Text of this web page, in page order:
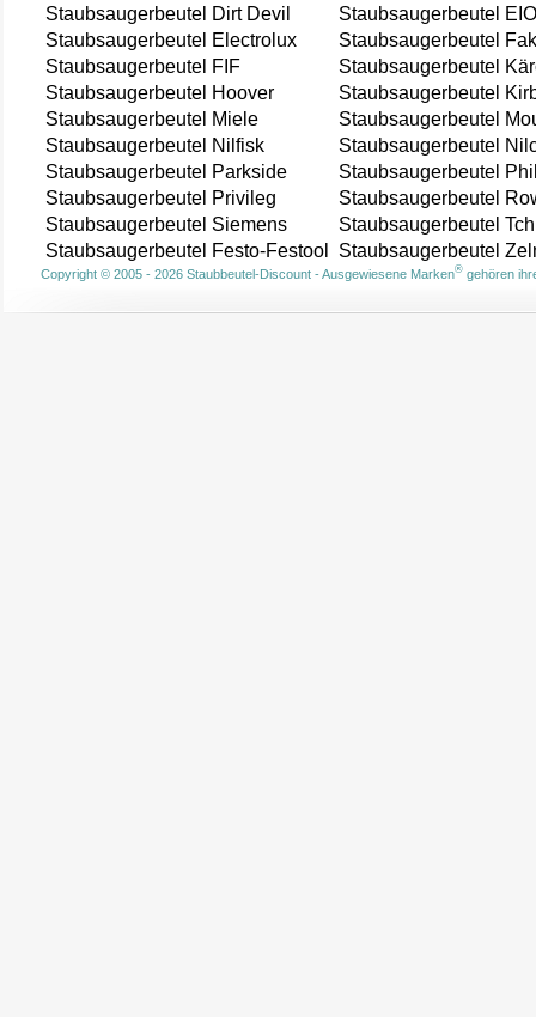
Staubsaugerbeutel Dirt Devil
Staubsaugerbeutel
Staubsaugerbeutel Electrolux
Staubsaugerbeutel
Staubsaugerbeutel FIF
Staubsaugerbeutel
Staubsaugerbeutel Hoover
Staubsaugerbeutel
Staubsaugerbeutel Miele
Staubsaugerbeutel
Staubsaugerbeutel Nilfisk
Staubsaugerbeutel
Staubsaugerbeutel Parkside
Staubsaugerbeutel
Staubsaugerbeutel Privileg
Staubsaugerbeutel
Staubsaugerbeutel Siemens
Staubsaugerbeutel
Staubsaugerbeutel Festo-Festool
Staubsaugerbeutel
Copyright © 2005 - 2026 Staubbeutel-Discount - Ausgewiesene Marken®gehören